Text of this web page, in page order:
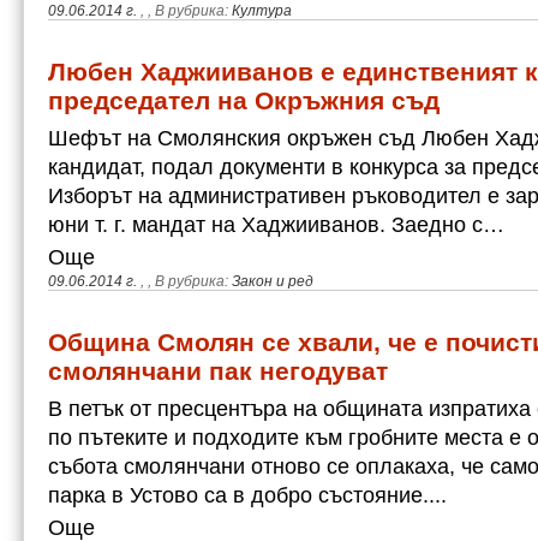
09.06.2014 г. , , В рубрика: Култура
Любен Хаджииванов е единственият
председател на Окръжния съд
Шефът на Смолянския окръжен съд Любен
кандидат, подал документи в конкурса за
Изборът на административен ръководител е
юни т. г. мандат на Хаджииванов. Заедно с…
09.06.2014 г. , , В рубрика: Закон и ред
Още
Община Смолян се хвали, че е
смолянчани пак негодуват
В петък от пресцентъра на общината
по пътеките и подходите към гробните места е
събота смолянчани отново се оплакаха, че
парка в Устово са в добро състояние....
Още